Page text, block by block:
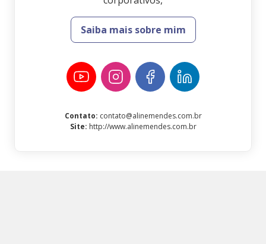
Saiba mais sobre mim
Contato: contato@alinemendes.com.br
Site: http://www.alinemendes.com.br